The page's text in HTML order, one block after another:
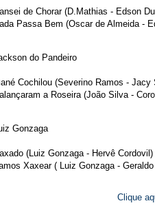
de Chorar (D.Mathias - Edson
Passa Bem (Oscar de Almeida -
do Pandeiro
Cochilou (Severino Ramos - Jacy
a Roseira (João Silva -
Gonzaga
(Luiz Gonzaga - Hervê Cordovil)
Xaxear ( Luiz Gonzaga -
Clique